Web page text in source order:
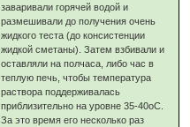
заваривали горячей водой и
размешивали до получения очень
жидкого теста (до консистенции
жидкой сметаны). Затем взбивали и
оставляли на полчаса, либо час в
теплую печь, чтобы температура
раствора поддерживалась
приблизительно на уровне 35-40оС.
За это время его несколько раз